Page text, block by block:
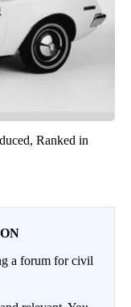
Ranked in
a forum for civil